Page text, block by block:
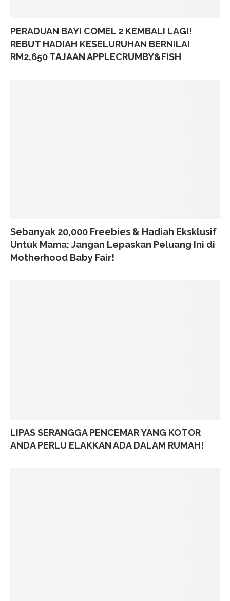
PERADUAN BAYI COMEL 2 KEMBALI LAGI!
REBUT HADIAH KESELURUHAN BERNILAI
RM2,650 TAJAAN APPLECRUMBY&FISH
Sebanyak 20,000 Freebies & Hadiah Eksklusif
Untuk Mama: Jangan Lepaskan Peluang Ini di
Motherhood Baby Fair!
LIPAS SERANGGA PENCEMAR YANG KOTOR
ANDA PERLU ELAKKAN ADA DALAM RUMAH!